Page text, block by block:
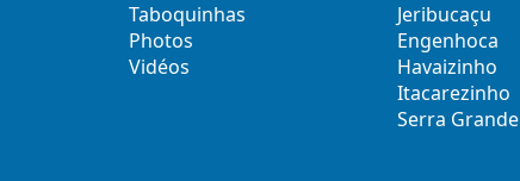
Taboquinhas
Photos
Vidéos
Jeribucaçu
Engenhoca
Havaizinho
Itacarezinho
Serra Grande